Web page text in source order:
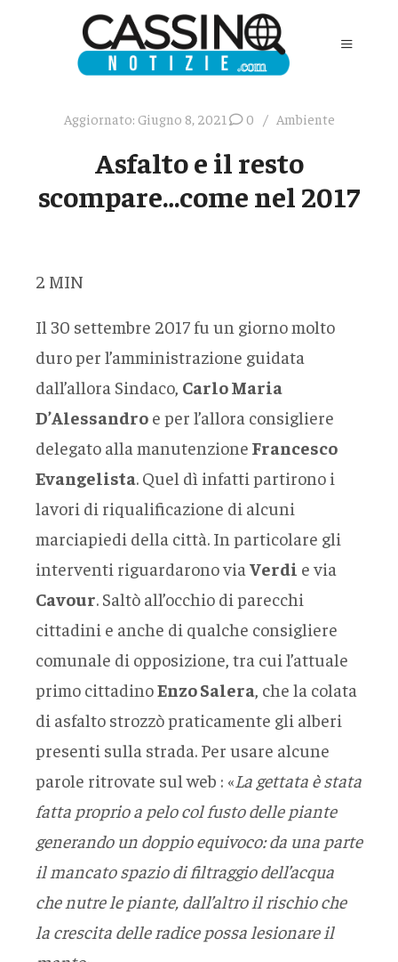
Aggiornato: Giugno 8, 2021 0 Ambiente
Asfalto e il resto
scompare…come nel 2017
2 MIN
Il 30 settembre 2017 fu un giorno molto
duro per l’amministrazione guidata
dall’allora Sindaco, Carlo Maria
D’Alessandro e per l’allora consigliere
delegato alla manutenzione Francesco
Evangelista. Quel dì infatti partirono i
lavori di riqualificazione di alcuni
marciapiedi della città. In particolare gli
interventi riguardarono via Verdi e via
Cavour. Saltò all’occhio di parecchi
cittadini e anche di qualche consigliere
comunale di opposizione, tra cui l’attuale
primo cittadinoEnzo Salera, che la colata
di asfalto strozzò praticamente gli alberi
presenti sulla strada. Per usare alcune
parole ritrovate sul web : «La gettata è stata
fatta proprio a pelo col fusto delle piante
generando un doppio equivoco: da una parte
il mancato spazio di filtraggio dell’acqua
che nutre le piante, dall’altro il rischio che
la crescita delle radice possa lesionare il